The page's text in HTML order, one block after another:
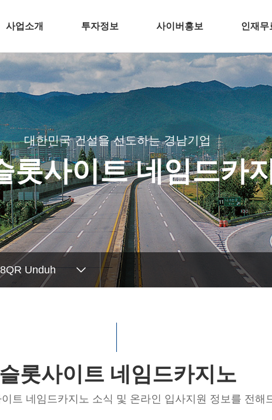
사업소개
주택개발
토목
플랜트
환경
해외
인테리어
투자정보
전자공고
사이버홍보
언론 속 경남기업
분양뉴스
CI
BI
TV광고
공기질 측정결과
인재무
인
슬롯
경남
대한민국 건설을 선도하는 경남기업
롯사이트 네임드카
Unduh
슬롯사이트 네임드카지노
트 네임드카지노 소식 및 온라인 입사지원 정보를 전해